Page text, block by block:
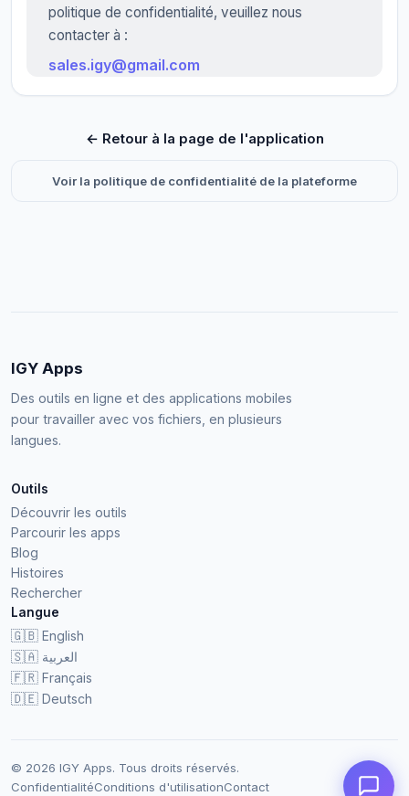
politique de confidentialité, veuillez nous
contacter à :
sales.igy@gmail.com
← Retour à la page de l'application
Voir la politique de confidentialité de la plateforme
IGY Apps
Des outils en ligne et des applications mobiles
pour travailler avec vos fichiers, en plusieurs
langues.
Outils
Découvrir les outils
Parcourir les apps
Blog
Histoires
Rechercher
Langue
🇬🇧 English
🇸🇦 العربية
🇫🇷 Français
🇩🇪 Deutsch
© 2026 IGY Apps. Tous droits réservés.
ConfidentialitéConditions d'utilisationContact